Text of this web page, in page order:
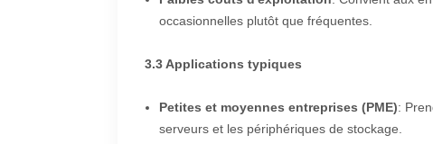
occasionnelles plutôt que fréquentes.
3.3 Applications typiques
Petites et moyennes entreprises (PME):
serveurs et les périphériques de stockage.